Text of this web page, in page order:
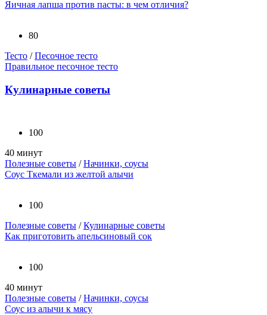
Яичная лапша против пасты: в чем отличия?
80
Тесто /Песочное тесто
Правильное песочное тесто
Кулинарные советы
100
40 минут
Полезные советы /Начинки, соусы
Соус Ткемали из желтой алычи
100
Полезные советы /Кулинарные советы
Как приготовить апельсиновый сок
100
40 минут
Полезные советы /Начинки, соусы
Соус из алычи к мясу